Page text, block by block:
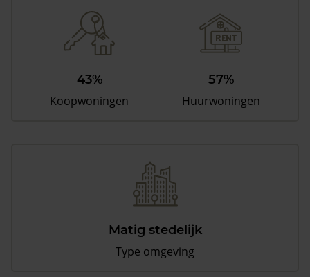
43%
Koopwoningen
57%
Huurwoningen
Matig stedelijk
Type omgeving